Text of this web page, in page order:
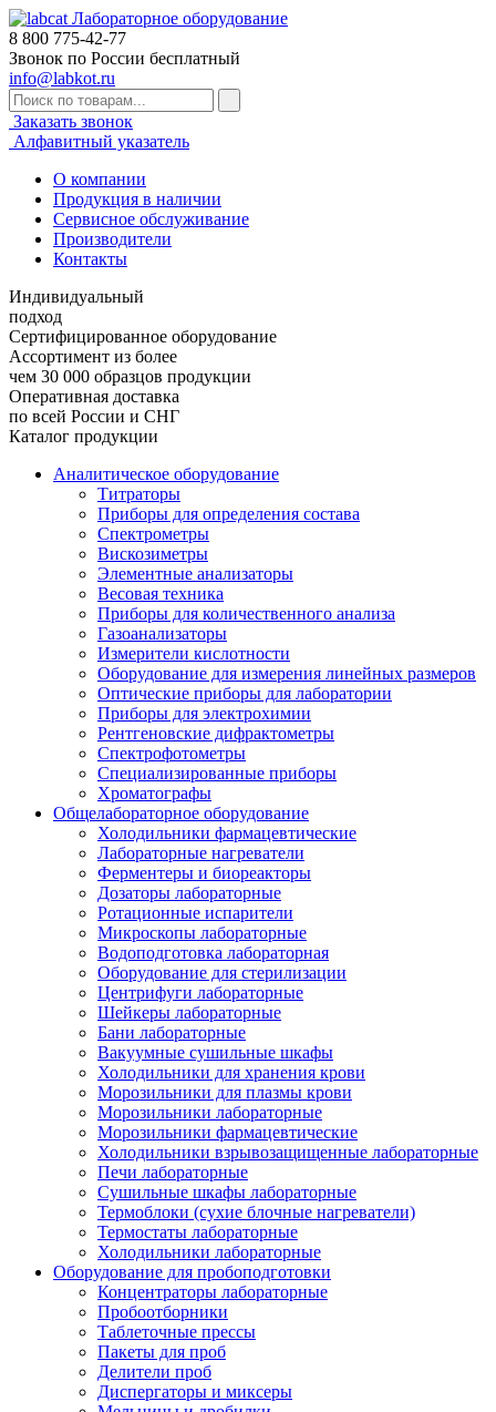
Лабораторное оборудование
8 800 775-42-77
Звонок по России бесплатный
info@labkot.ru
Заказать звонок
Алфавитный указатель
О компании
Продукция в наличии
Сервисное обслуживание
Производители
Контакты
Индивидуальный
подход
Сертифицированное оборудование
Ассортимент из более
чем 30 000 образцов продукции
Оперативная доставка
по всей России и СНГ
Каталог продукции
Аналитическое оборудование
Титраторы
Приборы для определения состава
Спектрометры
Вискозиметры
Элементные анализаторы
Весовая техника
Приборы для количественного анализа
Газоанализаторы
Измерители кислотности
Оборудование для измерения линейных размеров
Оптические приборы для лаборатории
Приборы для электрохимии
Рентгеновские дифрактометры
Спектрофотометры
Специализированные приборы
Хроматографы
Общелабораторное оборудование
Холодильники фармацевтические
Лабораторные нагреватели
Ферментеры и биореакторы
Дозаторы лабораторные
Ротационные испарители
Микроскопы лабораторные
Водоподготовка лабораторная
Оборудование для стерилизации
Центрифуги лабораторные
Шейкеры лабораторные
Бани лабораторные
Вакуумные сушильные шкафы
Холодильники для хранения крови
Морозильники для плазмы крови
Морозильники лабораторные
Морозильники фармацевтические
Холодильники взрывозащищенные лабораторные
Печи лабораторные
Сушильные шкафы лабораторные
Термоблоки (сухие блочные нагреватели)
Термостаты лабораторные
Холодильники лабораторные
Оборудование для пробоподготовки
Концентраторы лабораторные
Пробоотборники
Таблеточные прессы
Пакеты для проб
Делители проб
Диспергаторы и миксеры